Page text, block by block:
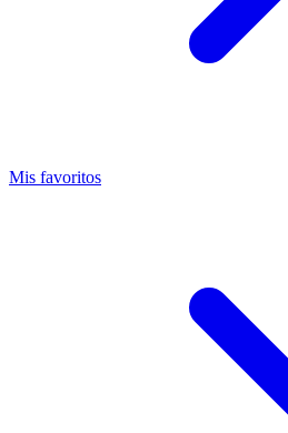
Mis favoritos